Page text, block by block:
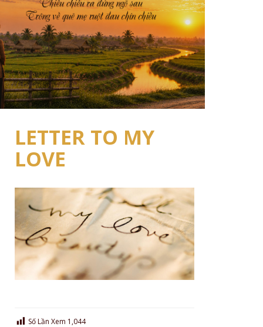
LETTER TO MY
LOVE
Số Lần Xem 1,044